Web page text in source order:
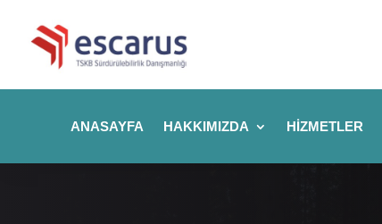
ANASAYFA HAKKIMIZDA HIZMETLER